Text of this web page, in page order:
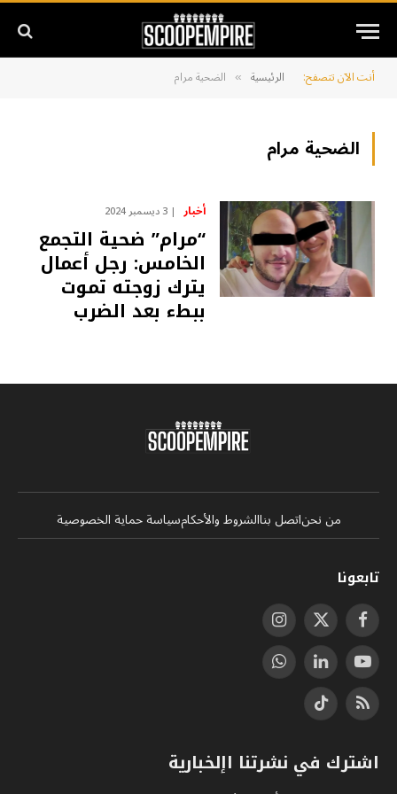
أنت الآن تتصفح: الرئيسية » الضحية مرام
الضحية مرام
أخبار 3 ديسمبر 2024
“مرام” ضحية التجمع
الخامس: رجل أعمال
يترك زوجته تموت
ببطء بعد الضرب
من نحناتصل بناالشروط والأحكامسياسة حماية الخصوصية
تابعونا
فيسبوكX
(Twitter)
الانستغرام
يوتيوب لينكدإنواتساب
RSS
تيكتوك
اشترك في نشرتنا اإلخبارية